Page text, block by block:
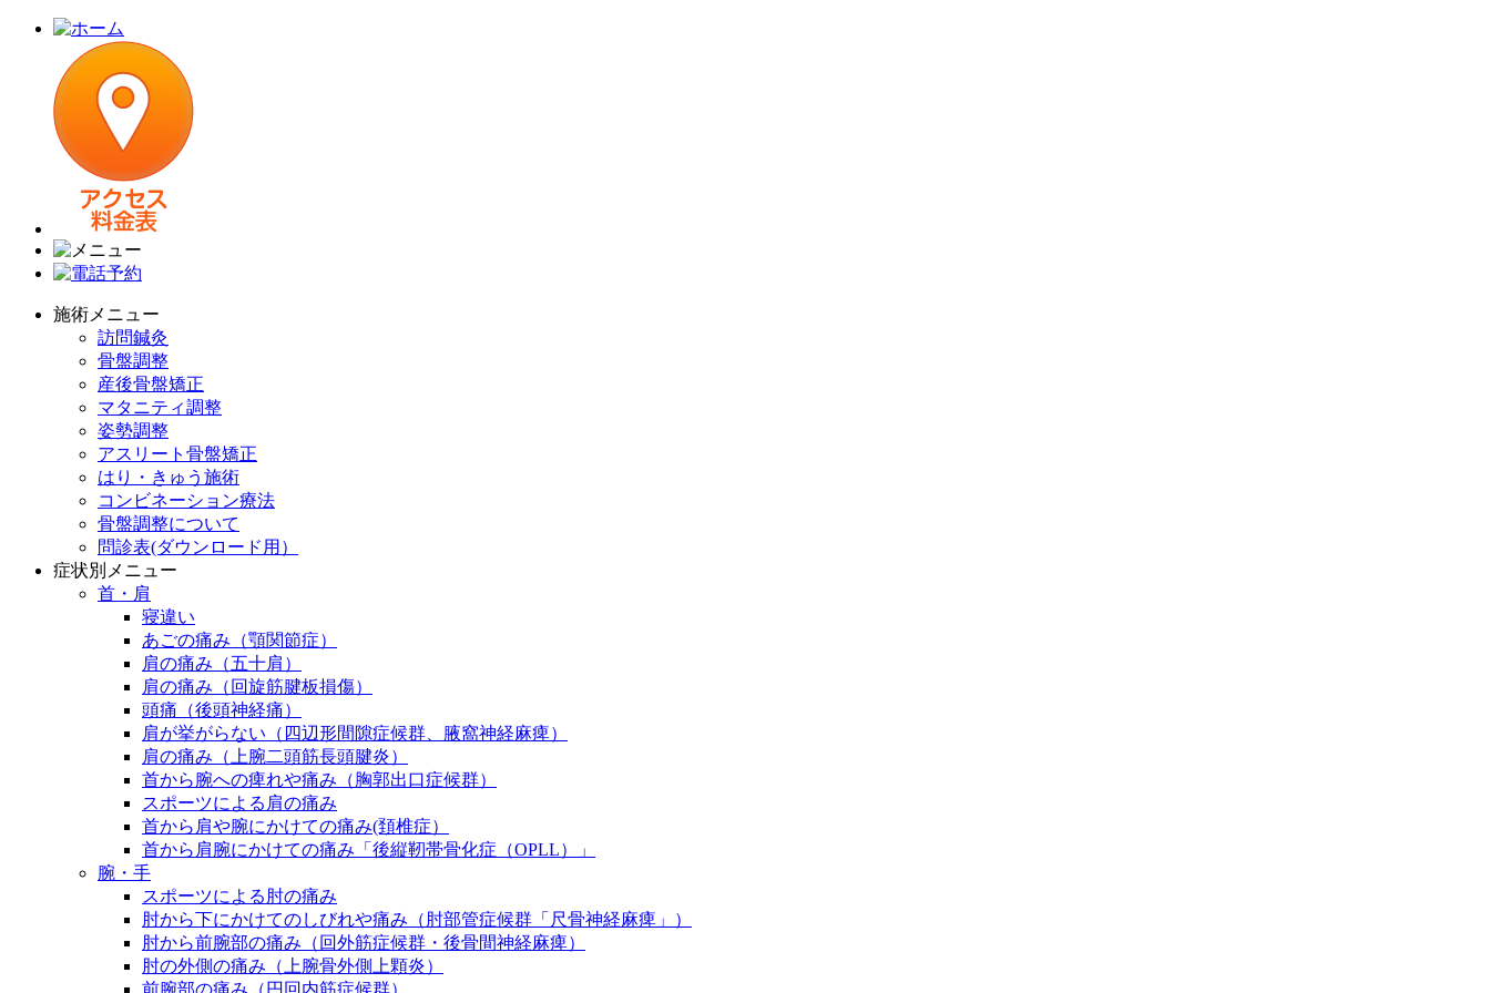
施術メニュー
訪問鍼灸
骨盤調整
産後骨盤矯正
マタニティ調整
姿勢調整
アスリート骨盤矯正
はり・きゅう施術
コンビネーション療法
骨盤調整について
問診表(ダウンロード用）
症状別メニュー
首・肩
寝違い
あごの痛み（顎関節症）
肩の痛み（五十肩）
肩の痛み（回旋筋腱板損傷）
頭痛（後頭神経痛）
肩が挙がらない（四辺形間隙症候群、腋窩神経麻痺）
肩の痛み（上腕二頭筋長頭腱炎）
首から腕への痺れや痛み（胸郭出口症候群）
スポーツによる肩の痛み
首から肩や腕にかけての痛み(頚椎症）
首から肩腕にかけての痛み「後縦靭帯骨化症（OPLL）」
腕・手
スポーツによる肘の痛み
肘から下にかけてのしびれや痛み（肘部管症候群「尺骨神経麻痺」）
肘から前腕部の痛み（回外筋症候群・後骨間神経麻痺）
肘の外側の痛み（上腕骨外側上顆炎）
前腕部の痛み（円回内筋症候群）